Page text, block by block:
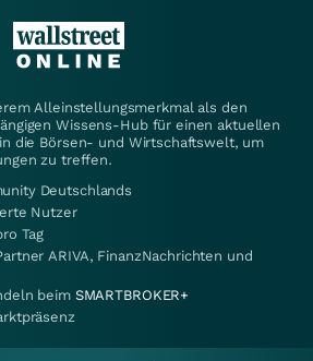
Alleinstellungsmerkmal als den
Wissens-Hub für einen aktuellen
die Börsen- und Wirtschaftswelt, um
zu treffen.
Deutschlands
Nutzer
Tag
ARIVA, FinanzNachrichten und
beim SMARTBROKER+